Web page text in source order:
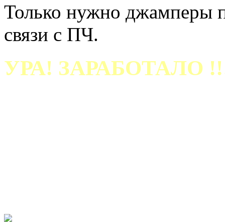
Только нужно джамперы
связи с ПЧ.
УРА! ЗАРАБОТАЛО